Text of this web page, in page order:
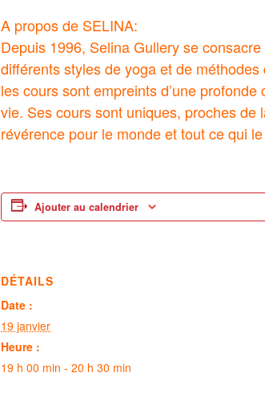
A propos de SELINA:
Depuis 1996, Selina Gullery se
différents styles de yoga et de
les cours sont empreints d’une
vie. Ses cours sont uniques, proches
révérence pour le monde et tout ce qui
Ajouter au calendrier
DÉTAILS
Date :
19 janvier
Heure :
19 h 00 min - 20 h 30 min